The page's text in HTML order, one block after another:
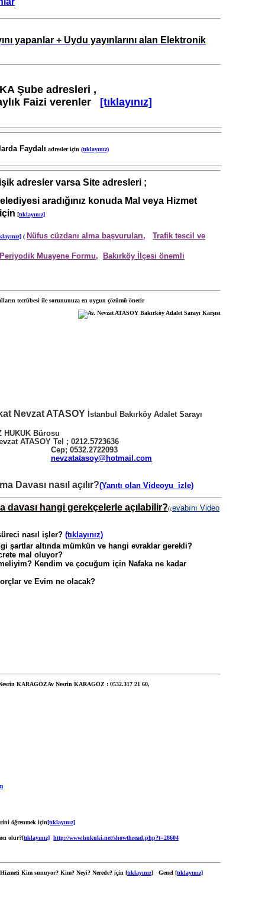
yapanlar + Uydu yayınlarını alan Elektronik
Şube adresleri ,
Faizi verenler [tıklayınız]
Faydalı adresler için (tıklayınız)
adresler varsa Site adresleri ;
aradığınız konuda Mal veya Hizmet
[tıklayınız]
( Nüfus cüzdanı alma başvuruları, Trafik tescil ve
Muayene Formu, Bakırköy İlçesi önemli
Nevzat ATASOY İstanbul Bakırköy Adalet Sarayı
Bürosu
Tel ; 0212.5723636
nevzatatasoy@hotmail.com
Davası nasıl açılır?(Yanıtı olan Videoyu izle)
davası hangi gerekçelerle açılabilir?(cevabını Video
nasıl işler? (tıklayınız)
şartlar altında mümkün ve hangi evraklar gerekli?
mal oluyor?
Kendim ve çocuğum için Nafaka ne kadar
ve Evim ne olacak?
Av Nesrin KARAGÖZ : 0532.317 21 60,
öğrenmek için[tıklayınız]
olur?[tıklayınız] http://www.hukuki.net/showthread.php?t=28604
Kim sunuyor? Kim? Neyi? Nerede? için [tıklayınız] Genel [tıklayınız]